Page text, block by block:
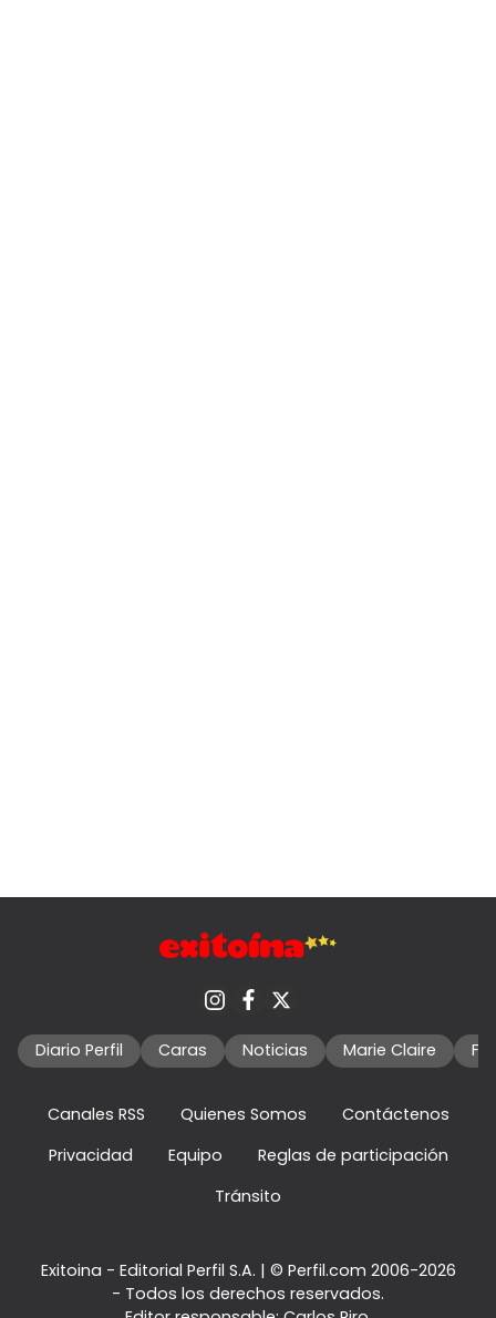
Diario Perfil Caras Noticias Marie Claire
Canales RSS Quienes Somos
Contáctenos
Privacidad
Equipo
Reglas de participación
Tránsito
Exitoina - Editorial Perfil S.A. | © Perfil.com 2006-2026
- Todos los derechos reservados.